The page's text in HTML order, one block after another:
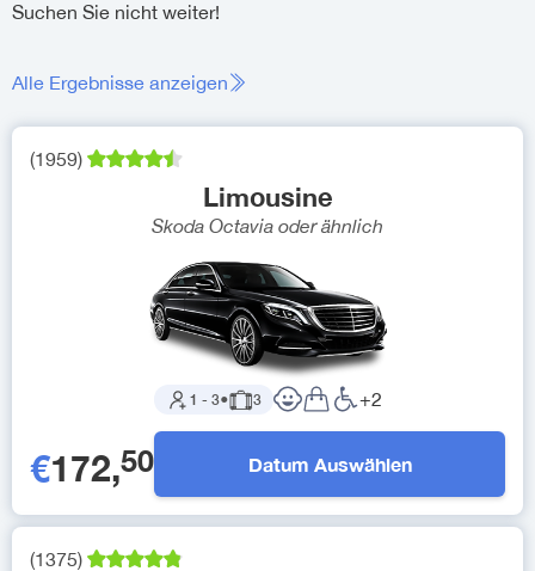
Suchen Sie nicht weiter!
Alle Ergebnisse anzeigen
(1959)
Limousine
Skoda Octavia oder ähnlich
1 - 3● 3 +2
€172,50 Datum Auswählen
(1375)